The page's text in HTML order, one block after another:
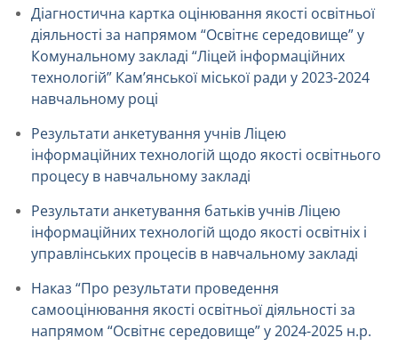
Діагностична картка оцінювання якості освітньої
діяльності за напрямом “Освітнє середовище” у
Комунальному закладі “Ліцей інформаційних
технологій” Кам’янської міської ради у 2023-2024
навчальному році
Результати анкетування учнів Ліцею
інформаційних технологій щодо якості освітнього
процесу в навчальному закладі
Результати анкетування батьків учнів Ліцею
інформаційних технологій щодо якості освітніх і
управлінських процесів в навчальному закладі
Наказ “Про результати проведення
самооцінювання якості освітньої діяльності за
напрямом “Освітнє середовище” у 2024-2025 н.р.